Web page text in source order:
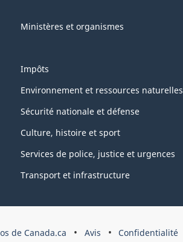
Ministères et organismes
Impôts
Environnement et ressources naturelles
Sécurité nationale et défense
Culture, histoire et sport
Services de police, justice et urgences
Transport et infrastructure
de Canada.ca Avis Confidentialité